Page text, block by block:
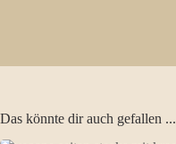
Das könnte dir auch gefallen ...